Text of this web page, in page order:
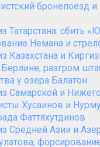
бронепоезд и
Татарстана: сбить
Немана и
Казахстана и
разгром
у озера Балатон
Самарской и
Хусаинов и
Фаттяхутдинов
Средней Азии и